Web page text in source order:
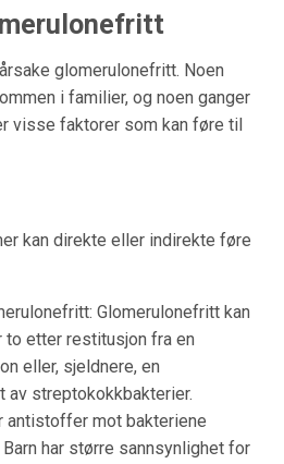
glomerulonefritt. Noen
i familier, og noen ganger
visse faktorer som kan føre til
kan direkte eller indirekte føre
Glomerulonefritt kan
etter restitusjon fra en
eller, sjeldnere, en
av streptokokkbakterier.
antistoffer mot bakteriene
har større sannsynlighet for